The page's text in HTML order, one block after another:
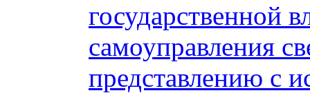
государственной
самоуправления
представлению с